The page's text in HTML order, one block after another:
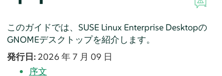
このガイドでは、 SUSE Linux Enterprise Desktopの
GNOMEデスクトップを紹介します。
発行日: 2026 年 7 月 09 日
序文